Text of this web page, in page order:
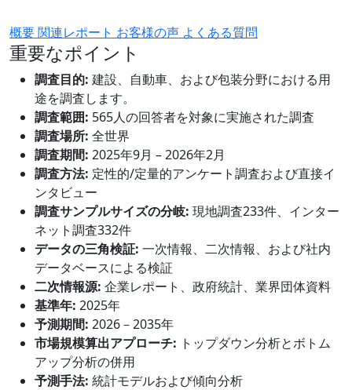
概要関連レポート お客様の声 よくある質問
重要なポイント
調査目的: 建設、自動車、および包装分野における用
途を調査します。
調査範囲: 565人の回答者を対象に実施された調査
調査場所: 全世界
調査期間: 2025年9月 – 2026年2月
調査方法: 定性的/定量的アンケート調査および直接イ
ンタビュー
調査サンプルサイズの分岐: 現地調査233件、インター
ネット調査332件
データの三角検証: 一次情報、二次情報、および社内
データベースによる検証
二次情報源: 企業レポート、政府統計、業界団体資料
基準年: 2025年
予測期間: 2026－2035年
市場規模算出アプローチ: トップダウン分析とボトム
アップ分析の併用
予測手法: 統計モデルおよび傾向分析